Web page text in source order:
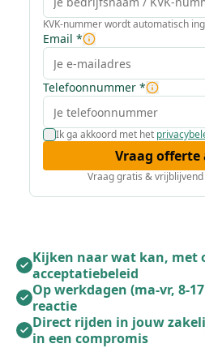
KVK-nummer wordt automatisch
Email *
Telefoonnummer *
Ik ga akkoord met het
Vraag offerte
Vraag gratis &
Kijken naar wat kan, met
acceptatiebeleid
Op werkdagen (ma-vr, 8-
reactie
Direct rijden in jouw
in een compromis